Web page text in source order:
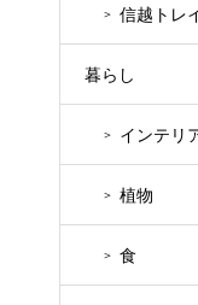
信越トレ
暮らし
インテリ
植物
食